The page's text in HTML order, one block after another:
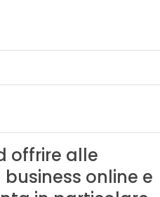
offrire alle
online e